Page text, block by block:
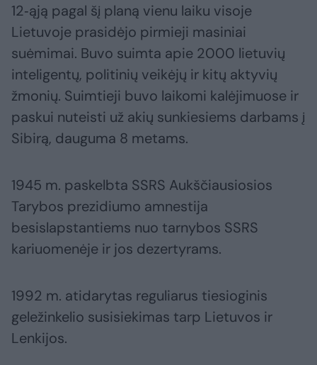
12‑ąją pagal šį planą vienu laiku visoje
Lietuvoje prasidėjo pirmieji masiniai
suėmimai. Buvo suimta apie 2000 lietuvių
inteligentų, politinių veikėjų ir kitų aktyvių
žmonių. Suimtieji buvo laikomi kalėjimuose ir
paskui nuteisti už akių sunkiesiems darbams į
Sibirą, dauguma 8 metams.
1945 m. paskelbta SSRS Aukščiausiosios
Tarybos prezidiumo amnestija
besislapstantiems nuo tarnybos SSRS
kariuomenėje ir jos dezertyrams.
1992 m. atidarytas reguliarus tiesioginis
geležinkelio susisiekimas tarp Lietuvos ir
Lenkijos.